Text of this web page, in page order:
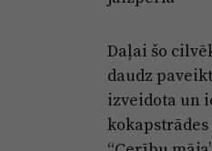
Daļai šo
daudz
izveidota un